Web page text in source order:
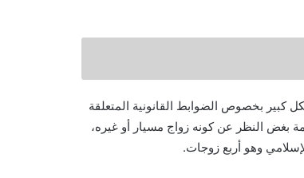
كبير بخصوص الضوابط القانونية المتعلقة
بغض النظر عن كونه زواج مسيار أو غيره،
وهو أربع زوجات.